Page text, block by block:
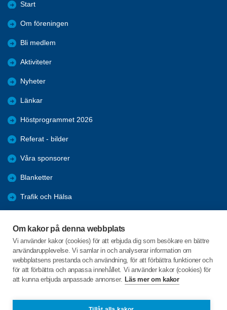
Om kakor på denna webbplats
Vi använder kakor (cookies) för att erbjuda dig som besökare en bättre
användarupplevelse. Vi samlar in och analyserar information om
webbplatsens prestanda och användning, för att förbättra funktioner och
för att förbättra och anpassa innehållet. Vi använder kakor (cookies) för
att kunna erbjuda anpassade annonser. Läs mer om kakor
Start
Om föreningen
Bli medlem
Aktiviteter
Nyheter
Länkar
Höstprogrammet 2026
Referat - bilder
Våra sponsorer
Blanketter
Trafik och Hälsa
Föreningars öppna aktiviteter
Seniorrådet med rapporter
C/o:Kerstin la Fleur Jeppsson